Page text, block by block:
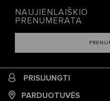
NAUJIENLAIŠKIO
PRENUMERATA
PRISIJUNGTI
PARDUOTUVĖS